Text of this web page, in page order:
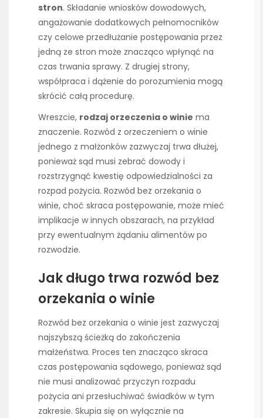
stron. Składanie wniosków dowodowych,
angażowanie dodatkowych pełnomocników
czy celowe przedłużanie postępowania przez
jedną ze stron może znacząco wpłynąć na
czas trwania sprawy. Z drugiej strony,
współpraca i dążenie do porozumienia mogą
skrócić całą procedurę.
Wreszcie, rodzaj orzeczenia o winie ma
znaczenie. Rozwód z orzeczeniem o winie
jednego z małżonków zazwyczaj trwa dłużej,
ponieważ sąd musi zebrać dowody i
rozstrzygnąć kwestię odpowiedzialności za
rozpad pożycia. Rozwód bez orzekania o
winie, choć skraca postępowanie, może mieć
implikacje w innych obszarach, na przykład
przy ewentualnym żądaniu alimentów po
rozwodzie.
Jak długo trwa rozwód bez
orzekania o winie
Rozwód bez orzekania o winie jest zazwyczaj
najszybszą ścieżką do zakończenia
małżeństwa. Proces ten znacząco skraca
czas postępowania sądowego, ponieważ sąd
nie musi analizować przyczyn rozpadu
pożycia ani przesłuchiwać świadków w tym
zakresie. Skupia się on wyłącznie na